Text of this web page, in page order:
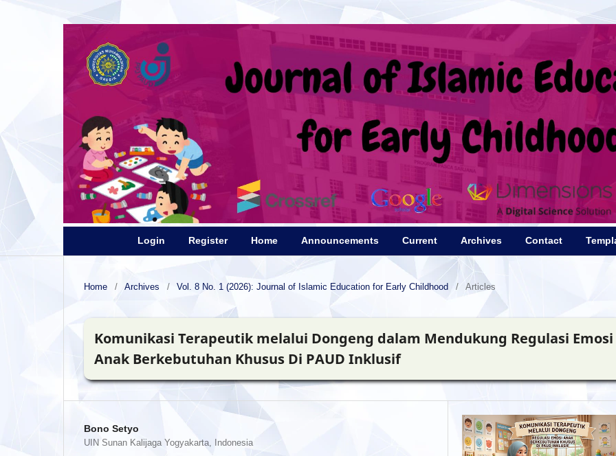
Login Register Home Announcements Current Archives Contact
Home / Archives / Vol. 8 No. 1 (2026): Journal of Islamic Education for Early Childhood / Articles
Komunikasi Terapeutik melalui Dongeng dalam Mendukung Regulasi Emosi
Anak Berkebutuhan Khusus Di PAUD Inklusif
Bono Setyo
UIN Sunan Kalijaga Yogyakarta, Indonesia